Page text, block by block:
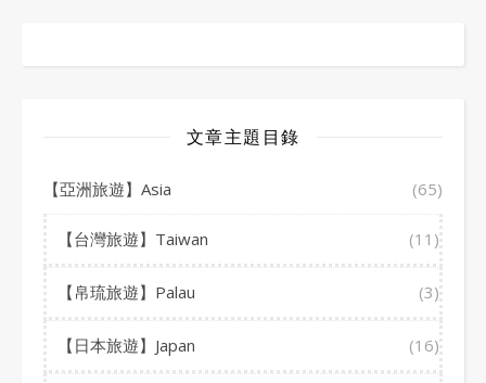
文章主題目錄
【亞洲旅遊】Asia (65)
【台灣旅遊】Taiwan (11)
【帛琉旅遊】Palau (3)
【日本旅遊】Japan (16)